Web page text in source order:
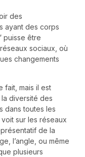
des
ayant des corps
puisse être
sociaux, où
changements
fait, mais il est
la diversité des
dans toutes les
sur les réseaux
de la
l’angle, ou même
plusieurs